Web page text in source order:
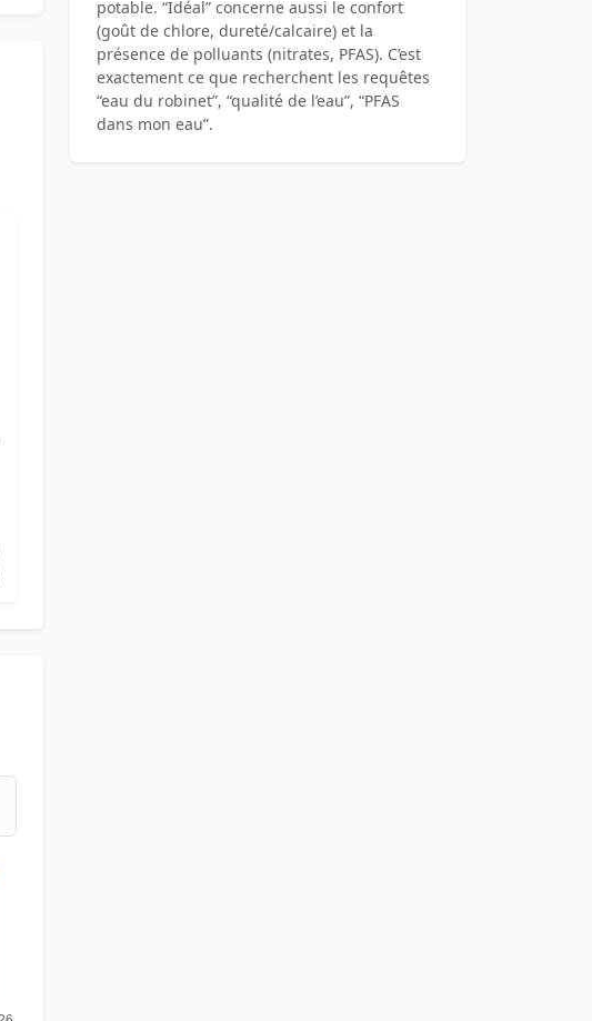
potable. “Idéal” concerne aussi le confort
(goût de chlore, dureté/calcaire) et la
présence de polluants (nitrates, PFAS). C’est
exactement ce que recherchent les requêtes
“eau du robinet”, “qualité de l’eau”, “PFAS
dans mon eau”.